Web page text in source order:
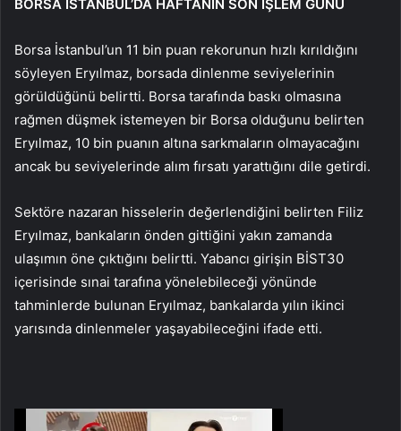
BORSA İSTANBUL’DA HAFTANIN SON İŞLEM GÜNÜ
Borsa İstanbul’un 11 bin puan rekorunun hızlı kırıldığını
söyleyen Eryılmaz, borsada dinlenme seviyelerinin
görüldüğünü belirtti. Borsa tarafında baskı olmasına
rağmen düşmek istemeyen bir Borsa olduğunu belirten
Eryılmaz, 10 bin puanın altına sarkmaların olmayacağını
ancak bu seviyelerinde alım fırsatı yarattığını dile getirdi.
Sektöre nazaran hisselerin değerlendiğini belirten Filiz
Eryılmaz, bankaların önden gittiğini yakın zamanda
ulaşımın öne çıktığını belirtti. Yabancı girişin BİST30
içerisinde sınai tarafına yönelebileceği yönünde
tahminlerde bulunan Eryılmaz, bankalarda yılın ikinci
yarısında dinlenmeler yaşayabileceğini ifade etti.